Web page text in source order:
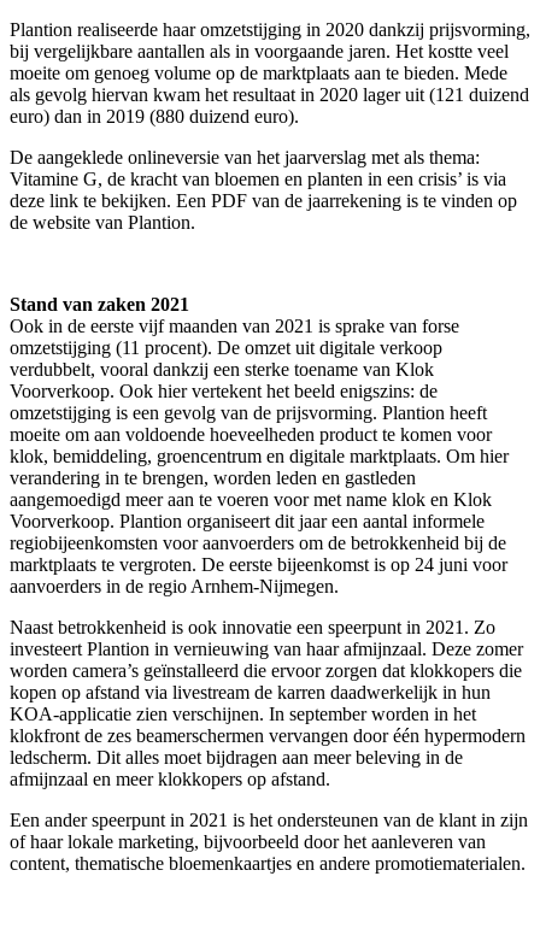
Plantion realiseerde haar omzetstijging in 2020 dankzij prijsvorming,
bij vergelijkbare aantallen als in voorgaande jaren. Het kostte veel
moeite om genoeg volume op de marktplaats aan te bieden. Mede
als gevolg hiervan kwam het resultaat in 2020 lager uit (121 duizend
euro) dan in 2019 (880 duizend euro).
De aangeklede onlineversie van het jaarverslag met als thema:
Vitamine G, de kracht van bloemen en planten in een crisis’ is via
deze link te bekijken. Een PDF van de jaarrekening is te vinden op
de website van Plantion.
Stand van zaken 2021
Ook in de eerste vijf maanden van 2021 is sprake van forse
omzetstijging (11 procent). De omzet uit digitale verkoop
verdubbelt, vooral dankzij een sterke toename van Klok
Voorverkoop. Ook hier vertekent het beeld enigszins: de
omzetstijging is een gevolg van de prijsvorming. Plantion heeft
moeite om aan voldoende hoeveelheden product te komen voor
klok, bemiddeling, groencentrum en digitale marktplaats. Om hier
verandering in te brengen, worden leden en gastleden
aangemoedigd meer aan te voeren voor met name klok en Klok
Voorverkoop. Plantion organiseert dit jaar een aantal informele
regiobijeenkomsten voor aanvoerders om de betrokkenheid bij de
marktplaats te vergroten. De eerste bijeenkomst is op 24 juni voor
aanvoerders in de regio Arnhem-Nijmegen.
Naast betrokkenheid is ook innovatie een speerpunt in 2021. Zo
investeert Plantion in vernieuwing van haar afmijnzaal. Deze zomer
worden camera’s geïnstalleerd die ervoor zorgen dat klokkopers die
kopen op afstand via livestream de karren daadwerkelijk in hun
KOA-applicatie zien verschijnen. In september worden in het
klokfront de zes beamerschermen vervangen door één hypermodern
ledscherm. Dit alles moet bijdragen aan meer beleving in de
afmijnzaal en meer klokkopers op afstand.
Een ander speerpunt in 2021 is het ondersteunen van de klant in zijn
of haar lokale marketing, bijvoorbeeld door het aanleveren van
content, thematische bloemenkaartjes en andere promotiematerialen.